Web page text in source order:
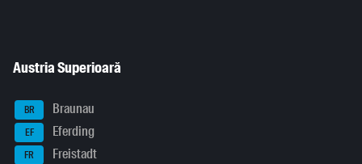
Austria Superioară
BR Braunau
EF Eferding
FR Freistadt